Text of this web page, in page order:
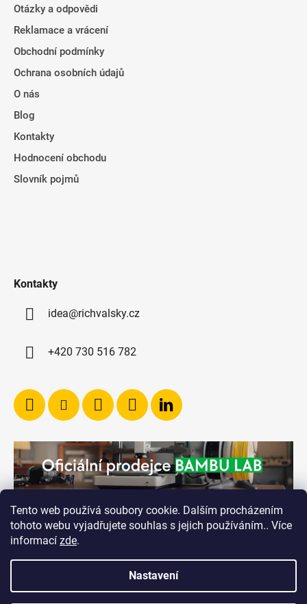
Tento web používá soubory cookie. Dalším procházením
tohoto webu vyjadřujete souhlas s jejich používáním.. Více
informací zde.
Nastavení
Otázky a odpovědi
Reklamace a vrácení
Obchodní podmínky
Ochrana osobních údajů
O nás
Blog
Kontakty
Hodnocení obchodu
Slovník pojmů
Kontakty
idea@richvalsky.cz
+420 730 516 782